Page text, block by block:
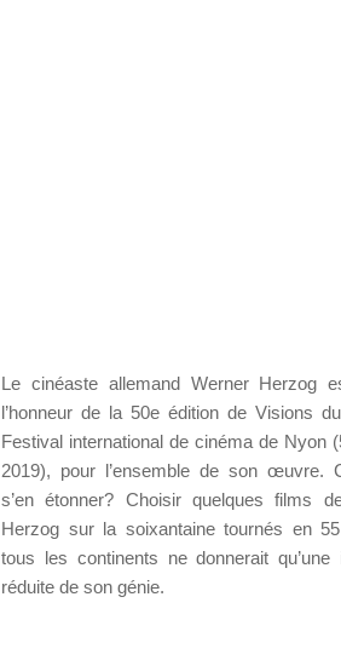
Le cinéaste allemand Werner Herzog
l’honneur de la 50e édition de Visions
Festival international de cinéma de Nyon
2019), pour l’ensemble de son œuvre.
s’en étonner? Choisir quelques films
Herzog sur la soixantaine tournés en
tous les continents ne donnerait qu’une
réduite de son génie.